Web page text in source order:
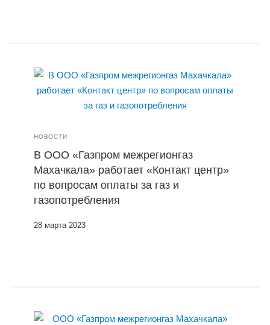
НОВОСТИ
В ООО «Газпром межрегионгаз
Махачкала» работает «Контакт центр»
по вопросам оплаты за газ и
газопотребления
28 марта 2023